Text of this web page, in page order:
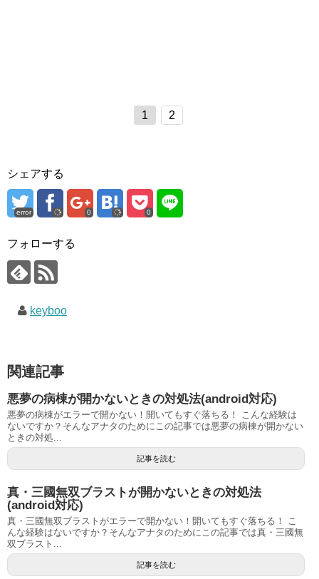
1 2
シェアする
error 0 0
フォローする
keyboo
関連記事
悪夢の病棟が開かないときの対処法(android対応)
悪夢の病棟がエラーで開かない！開いてもすぐ落ちる！ こんな経験は
ないですか？そんなアナタのためにこの記事では悪夢の病棟が開かない
ときの対処...
記事を読む
真・三國無双ブラストが開かないときの対処法
(android対応)
真・三國無双ブラストがエラーで開かない！開いてもすぐ落ちる！ こ
んな経験はないですか？そんなアナタのためにこの記事では真・三國無
双ブラスト...
記事を読む